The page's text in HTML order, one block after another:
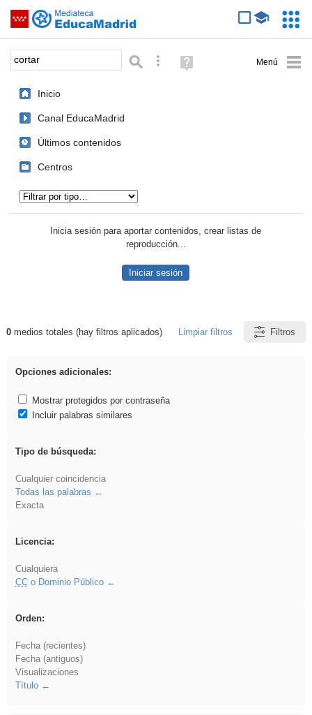
Saltar navegación
Palabra o frase: Búsqueda avanzada
Ayuda
(en
Inicio
Canal EducaMadrid
Últimos contenidos
Centros
Inicia sesión para aportar contenidos, crear listas de
reproducción...
Iniciar sesión
Resultados de: cortar
0medios totales (hay filtros aplicados) Limpiar filtros Filtros
Opciones adicionales:
Mostrar protegidos por contraseña
Incluir palabras similares
Tipo de búsqueda:
Cualquier coincidencia
Todas las palabras
Exacta
Licencia:
Cualquiera
CCo Dominio Público
Orden:
Fecha (recientes)
Fecha (antiguos)
Visualizaciones
Título